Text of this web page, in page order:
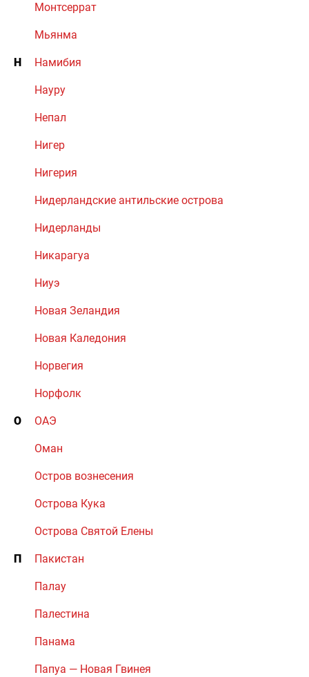
Монтсеррат
Мьянма
Н Намибия
Науру
Непал
Нигер
Нигерия
Нидерландские антильские острова
Нидерланды
Никарагуа
Ниуэ
Новая Зеландия
Новая Каледония
Норвегия
Норфолк
О ОАЭ
Оман
Остров вознесения
Острова Кука
Острова Святой Елены
П Пакистан
Палау
Палестина
Панама
Папуа — Новая Гвинея